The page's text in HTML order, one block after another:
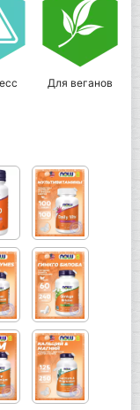
Для веганов